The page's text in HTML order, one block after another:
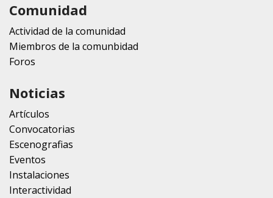
Comunidad
Actividad de la comunidad
Miembros de la comunbidad
Foros
Noticias
Artículos
Convocatorias
Escenografias
Eventos
Instalaciones
Interactividad